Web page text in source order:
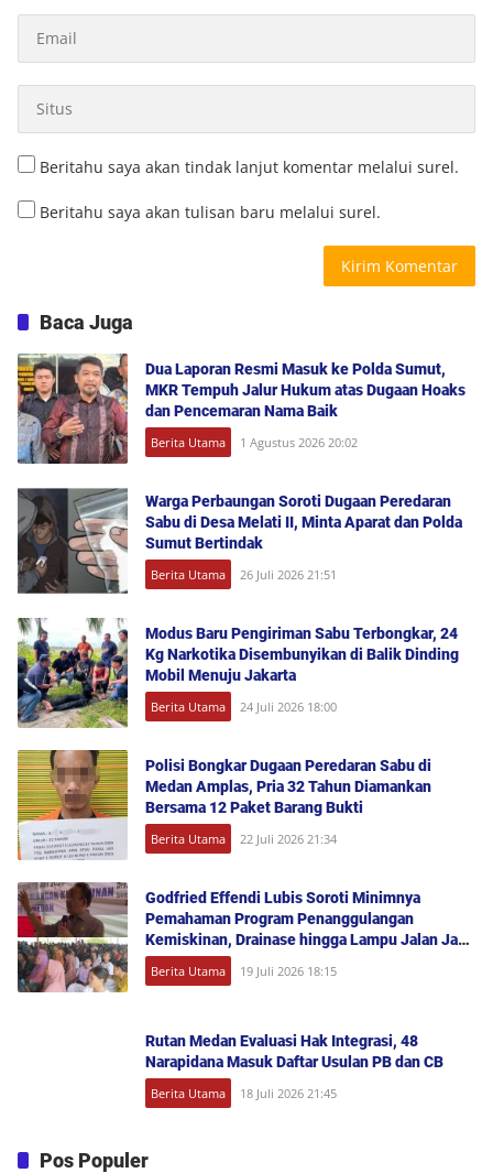
Beritahu saya akan tindak lanjut komentar melalui surel.
Beritahu saya akan tulisan baru melalui surel.
Baca Juga
Dua Laporan Resmi Masuk ke Polda Sumut,
MKR Tempuh Jalur Hukum atas Dugaan Hoaks
dan Pencemaran Nama Baik
Berita Utama 1 Agustus 2026 20:02
Warga Perbaungan Soroti Dugaan Peredaran
Sabu di Desa Melati II, Minta Aparat dan Polda
Sumut Bertindak
Berita Utama 26 Juli 2026 21:51
Modus Baru Pengiriman Sabu Terbongkar, 24
Kg Narkotika Disembunyikan di Balik Dinding
Mobil Menuju Jakarta
Berita Utama 24 Juli 2026 18:00
Polisi Bongkar Dugaan Peredaran Sabu di
Medan Amplas, Pria 32 Tahun Diamankan
Bersama 12 Paket Barang Bukti
Berita Utama 22 Juli 2026 21:34
Godfried Effendi Lubis Soroti Minimnya
Pemahaman Program Penanggulangan
Kemiskinan, Drainase hingga Lampu Jalan Jadi
Keluhan Warga Medan Denai
Berita Utama 19 Juli 2026 18:15
Rutan Medan Evaluasi Hak Integrasi, 48
Narapidana Masuk Daftar Usulan PB dan CB
Berita Utama 18 Juli 2026 21:45
Pos Populer